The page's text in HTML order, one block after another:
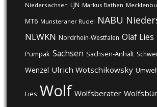
Niedersachsen LJN Markus Bathen
MT6 Munsteraner Rudel NABU
NLWKN Nordrhein-Westfalen Olaf Lies
Pumpak Sachsen Sachsen-Anhalt
Wenzel Ulrich Wotschikowsky
Lies Wolf Wolfsberater